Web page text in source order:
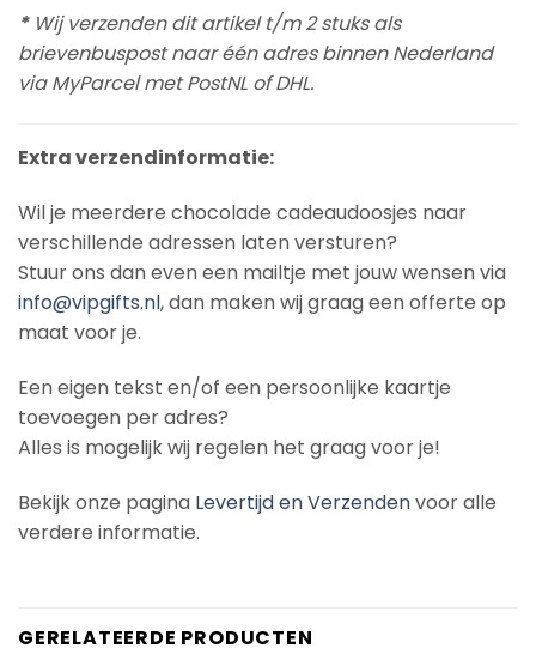
* Wij verzenden dit artikel t/m 2 stuks als
brievenbuspost naar één adres binnen Nederland
via MyParcel met PostNL of DHL.
Extra verzendinformatie:
Wil je meerdere chocolade cadeaudoosjes naar
verschillende adressen laten versturen?
Stuur ons dan even een mailtje met jouw wensen via
info@vipgifts.nl, dan maken wij graag een offerte op
maat voor je.
Een eigen tekst en/of een persoonlijke kaartje
toevoegen per adres?
Alles is mogelijk wij regelen het graag voor je!
Bekijk onze pagina Levertijd en Verzendenvoor alle
verdere informatie.
GERELATEERDE PRODUCTEN